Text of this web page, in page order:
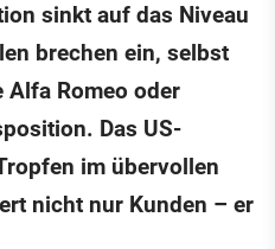
sinkt auf das Niveau
brechen ein, selbst
Romeo oder
Das US-
im übervollen
nicht nur Kunden – er